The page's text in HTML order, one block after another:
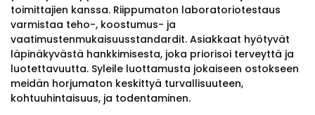
toimittajien kanssa. Riippumaton laboratoriotestaus
varmistaa teho-, koostumus- ja
vaatimustenmukaisuusstandardit. Asiakkaat hyötyvät
läpinäkyvästä hankkimisesta, joka priorisoi terveyttä ja
luotettavuutta. Syleile luottamusta jokaiseen ostokseen
meidän horjumaton keskittyä turvallisuuteen,
kohtuuhintaisuus, ja todentaminen.